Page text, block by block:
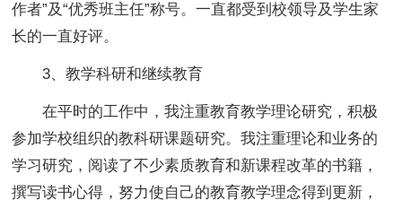
作者”及“优秀班主任”称号。一直都受到校领导及学生家
长的一直好评。
3、教学科研和继续教育
在平时的工作中，我注重教育教学理论研究，积极
参加学校组织的教科研课题研究。我注重理论和业务的
学习研究，阅读了不少素质教育和新课程改革的书籍，
撰写读书心得，努力使自己的教育教学理念得到更新，